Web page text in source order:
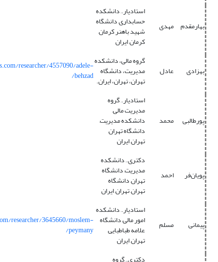
بهارمقدم مهدی
استادیار., دانشکده
حسابداری, دانشگاه
شهید باهنر کرمان,
کرمان, ایران
بهزادی عادل
گروه مالی، دانشکده
مدیریت، دانشگاه
تهران، تهران، ایران.
researcher/4557090/adele-
behzad/
پورطالبی محمد
استادیار., گروه
مدیریت مالی,
دانشکده مدیریت,
دانشگاه تهران,
تهران, ایران
پویان‌فر احمد
دکتری., دانشکده
مدیریت, دانشگاه
تهران, دانشگاه
تهران, تهران, ایران
پیمانی مسلم
استادیار., دانشکده
امور مالی, دانشگاه
علامه طباطبایی,
تهران, ایران
researcher/3645660/moslem-
peymany/